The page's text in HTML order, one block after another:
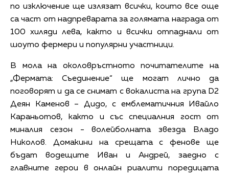
по изключение ще излязат всички, които все още
са част от надпреварата за голямата награда от
100 хиляди лева, както и всички отпаднали от
шоуто фермери и популярни участници.
В мола на околовръстното почитателите на
„Фермата: Съединение“ ще могат лично да
поговорят и да се снимат с вокалиста на група D2
Деян Каменов – Дидо, с емблематичния Ивайло
Караньотов, както и със специалния гост от
миналия сезон - волейболната звезда Владо
Николов. Домакини на срещата с фенове ще
бъдат водещите Иван и Андрей, заедно с
главните герои в онлайн риалити поредицата